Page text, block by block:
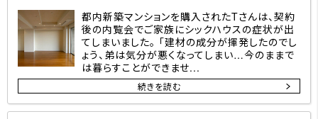
都内新築マンションを購入されたTさんは、契約
後の内覧会でご家族にシックハウスの症状が出
てしまいました。 「建材の成分が揮発したのでし
ょう、弟は気分が悪くなってしまい…今のままで
は暮らすことができませ...
続きを読む